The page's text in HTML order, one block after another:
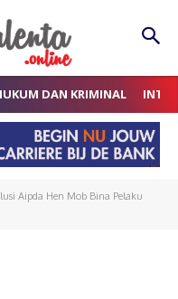
DAN KRIMINAL
Aipda Hen Mob Bina Pelaku